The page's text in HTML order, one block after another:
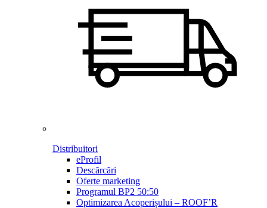
Distribuitori
eProfil
Descărcări
Oferte marketing
Programul BP2 50:50
Optimizarea Acoperișului – ROOF’R